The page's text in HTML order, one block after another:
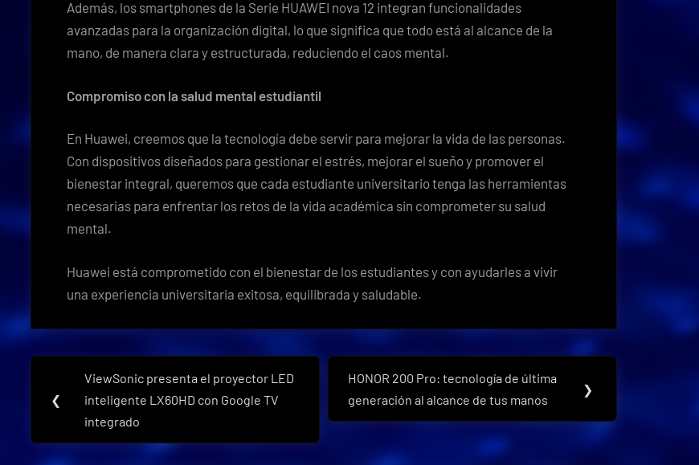
Además, los smartphones de la Serie HUAWEI nova 12 integran funcionalidades
avanzadas para la organización digital, lo que significa que todo está al alcance de la
mano, de manera clara y estructurada, reduciendo el caos mental.
Compromiso con la salud mental estudiantil
En Huawei, creemos que la tecnología debe servir para mejorar la vida de las personas.
Con dispositivos diseñados para gestionar el estrés, mejorar el sueño y promover el
bienestar integral, queremos que cada estudiante universitario tenga las herramientas
necesarias para enfrentar los retos de la vida académica sin comprometer su salud
mental.
Huawei está comprometido con el bienestar de los estudiantes y con ayudarles a vivir
una experiencia universitaria exitosa, equilibrada y saludable.
Navegación
de
entradas
❮
Previous
Post:
ViewSonic presenta el proyector LED
inteligente LX60HD con Google TV
integrado
Next
Post:
HONOR 200 Pro: tecnología de última
generación al alcance de tus manos
❯